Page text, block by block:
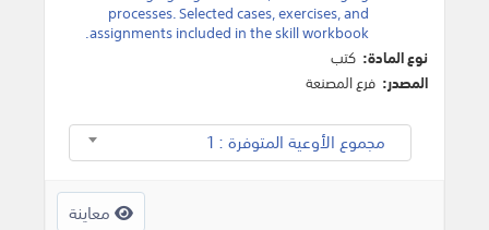
processes. Selected cases, exercises, and
assignments included in the skill workbook.
نوع المادة: كتب
المصدر: فرع المصنعة
مجموع الأوعية المتوفرة : 1
معاينة